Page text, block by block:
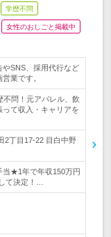
学歴不問
女性のおしごと掲載中
やSNS、採用代行など
業です。
不問！元アパレル、飲
て収入・キャリアを
丁目17‐22 目白中野
当★1年で年収150万円
て決定！…